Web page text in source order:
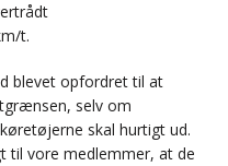
t.
blevet opfordret til at
selv om
skal hurtigt ud.
til vore medlemmer, at de